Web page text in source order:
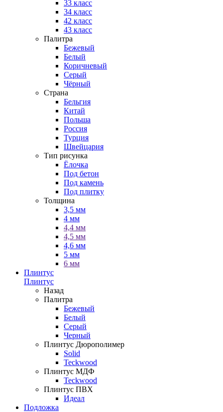
33 класс
34 класс
42 класс
43 класс
Палитра
Бежевый
Белый
Коричневый
Серый
Чёрный
Страна
Бельгия
Китай
Польша
Россия
Турция
Швейцария
Тип рисунка
Ёлочка
Под бетон
Под камень
Под плитку
Толщина
3,5 мм
4 мм
4,4 мм
4,5 мм
4,6 мм
5 мм
6 мм
Плинтус
Плинтус
Назад
Палитра
Бежевый
Белый
Серый
Черный
Плинтус Дюрополимер
Solid
Teckwood
Плинтус МДФ
Teckwood
Плинтус ПВХ
Идеал
Подложка